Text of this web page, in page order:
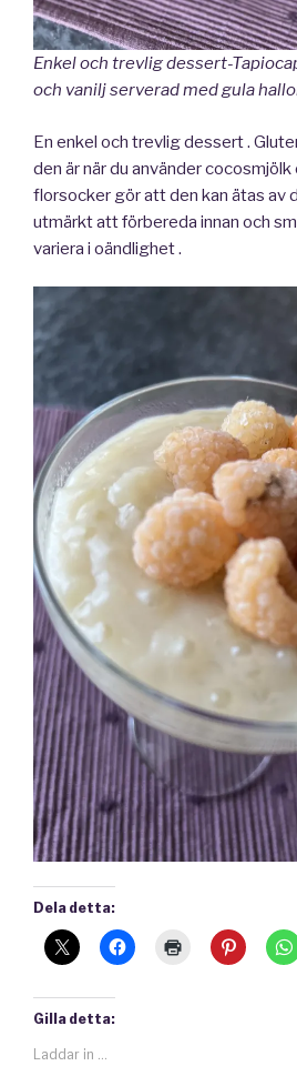
Enkel och trevlig dessert-
och vanilj serverad med gula
En enkel och trevlig dessert .
den är när du använder
florsocker gör att den kan ätas av
utmärkt att förbereda innan och
variera i oändlighet .
Dela detta:
Gilla detta:
Laddar in …